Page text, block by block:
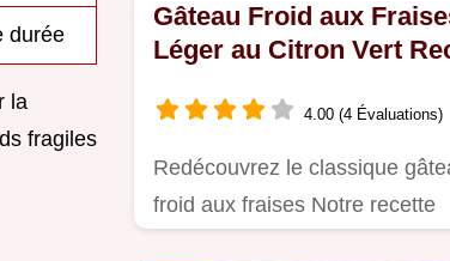
durée
la
fragiles
Gâteau Froid aux
Léger au Citron Vert
4.00 (4 Évaluations)
Redécouvrez le classique
froid aux fraises Notre recette